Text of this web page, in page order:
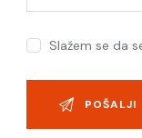
Slažem se da